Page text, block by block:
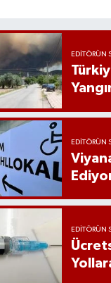
EDITÖRÜN
EDITÖRÜN
EDITÖRÜN